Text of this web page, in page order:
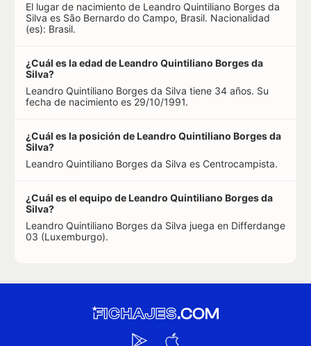
El lugar de nacimiento de Leandro Quintiliano Borges da
Silva es São Bernardo do Campo, Brasil. Nacionalidad
(es): Brasil.
¿Cuál es la edad de Leandro Quintiliano Borges da
Silva?
Leandro Quintiliano Borges da Silva tiene 34 años. Su
fecha de nacimiento es 29/10/1991.
¿Cuál es la posición de Leandro Quintiliano Borges da
Silva?
Leandro Quintiliano Borges da Silva es Centrocampista.
¿Cuál es el equipo de Leandro Quintiliano Borges da
Silva?
Leandro Quintiliano Borges da Silva juega en Differdange
03 (Luxemburgo).